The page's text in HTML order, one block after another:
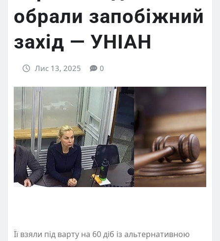
обрали запобіжний
захід — УНІАН
Лис 13, 2025 0
Її взяли під варту на 60 діб із альтернативною